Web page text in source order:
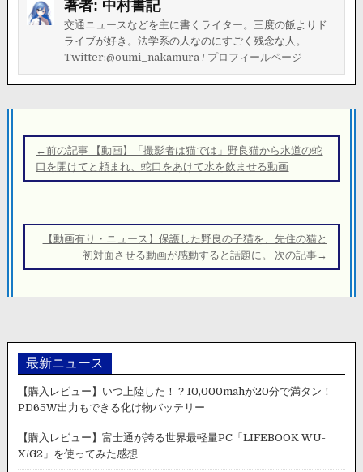
著者: 中村書記
交通ニュースなどを主に書くライター。三度の飯よりド
ライブが好き。法学系の人なのにすごく残念な人。
Twitter:@oumi_nakamura / プロフィールページ
稿
ナ
ー
←前の記事 【動画】「撮影者は猫では」野良猫から水道の蛇
口を開けてと頼まれ、蛇口をあけて水を飲ませる動画
【動画有り・ニュース】保護した野良の子猫を、先住の猫と
初対面させる動画が感動すると話題に。 次の記事→
最新ニュース
【購入レビュー】いつ上陸した！？10,000mahが20分で満タン！
PD65W出力もできる化け物バッテリー
【購入レビュー】富士通が誇る世界最軽量PC「LIFEBOOK WU-
X/G2」を使ってみた感想